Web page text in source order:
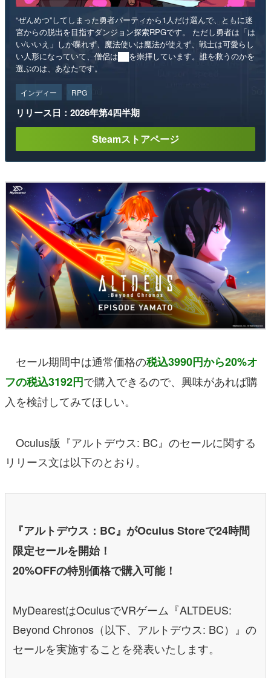
“ぜんめつ”してしまった勇者パーティから1人だけ選んで、ともに迷
宮からの脱出を目指すダンジョン探索RPGです。 ただし勇者は「は
い/いいえ」しか喋れず、魔法使いは魔法が使えず、戦士は可愛らし
い人形になっていて、僧侶は██を崇拝しています。誰を救うのかを
選ぶのは、あなたです。
インディー RPG
リリース日：2026年第4四半期
Steamストアページ
セール期間中は通常価格の税込3990円から20%オ
フの税込3192円で購入できるので、興味があれば購
入を検討してみてほしい。
Oculus版『アルトデウス: BC』のセールに関する
リリース文は以下のとおり。
『アルトデウス：BC』がOculus Storeで24時間
限定セールを開始！
20%OFFの特別価格で購入可能！
MyDearestはOculusでVRゲーム『ALTDEUS:
Beyond Chronos（以下、アルトデウス: BC）』の
セールを実施することを発表いたします。